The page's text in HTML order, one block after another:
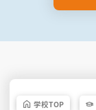
学校TOP